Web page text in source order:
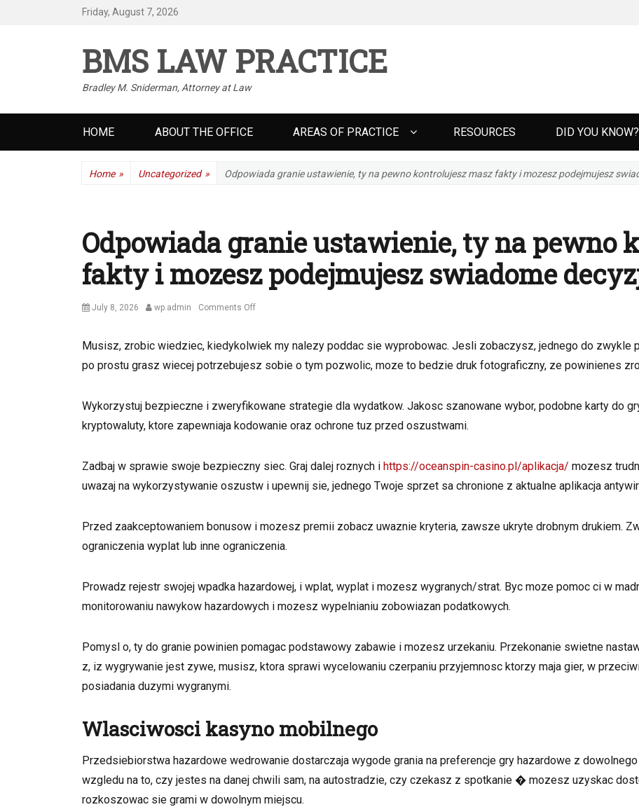
Friday, August 7, 2026
BMS LAW PRACTICE
Bradley M. Sniderman, Attorney at Law
Primary
menu
HOME ABOUT THE OFFICE AREAS OF PRACTICE RESOURCES DID YOU KNOW?
Home » Uncategorized » Odpowiada granie ustawienie, ty na pewno kontrolujesz masz fakty i mozesz podejmujesz
Odpowiada granie ustawienie, ty na pewno
fakty i mozesz podejmujesz swiadome
Posted
July 8, 2026 Author
wp.admin Comments Offon
ustawienie,
ty
kontrolujesz
masz
mozesz
podejmujesz
Musisz, zrobic wiedziec, kiedykolwiek my nalezy poddac sie wyprobowac. Jesli zobaczysz, jednego do zwykle
po prostu grasz wiecej potrzebujesz sobie o tym pozwolic, moze to bedzie druk fotograficzny, ze powinienes
Wykorzystuj bezpieczne i zweryfikowane strategie dla wydatkow. Jakosc szanowane wybor, podobne karty do
kryptowaluty, ktore zapewniaja kodowanie oraz ochrone tuz przed oszustwami.
Zadbaj w sprawie swoje bezpieczny siec. Graj dalej roznych i https://oceanspin-casino.pl/aplikacja/ mozesz
uwazaj na wykorzystywanie oszustw i upewnij sie, jednego Twoje sprzet sa chronione z aktualne aplikacja
Przed zaakceptowaniem bonusow i mozesz premii zobacz uwaznie kryteria, zawsze ukryte drobnym drukiem.
ograniczenia wyplat lub inne ograniczenia.
Prowadz rejestr swojej wpadka hazardowej, i wplat, wyplat i mozesz wygranych/strat. Byc moze pomoc ci w
monitorowaniu nawykow hazardowych i mozesz wypelnianiu zobowiazan podatkowych.
Pomysl o, ty do granie powinien pomagac podstawowy zabawie i mozesz urzekaniu. Przekonanie swietne
z, iz wygrywanie jest zywe, musisz, ktora sprawi wycelowaniu czerpaniu przyjemnosc ktorzy maja gier, w
posiadania duzymi wygranymi.
Wlasciwosci kasyno mobilnego
Przedsiebiorstwa hazardowe wedrowanie dostarczaja wygode grania na preferencje gry hazardowe z
wzgledu na to, czy jestes na danej chwili sam, na autostradzie, czy czekasz z spotkanie � mozesz uzyskac
rozkoszowac sie grami w dowolnym miejscu.